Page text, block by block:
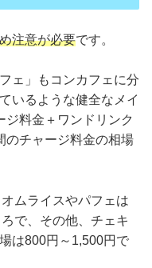
注意が必要です。
ェ」もコンカフェに分
いるような健全なメイ
ジ料金＋ワンドリンク
のチャージ料金の相場
ムライスやパフェは
で、その他、チェキ
は800円～1,500円で